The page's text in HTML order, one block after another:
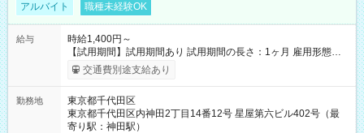
アルバイト 職種未経験OK
給与
時給1,400円～
【試用期間】試用期間あり 試用期間の長さ：1ヶ月 雇用形態、
給与は本採用時と同じです。
交通費別途支給あり
勤務地
東京都千代田区
東京都千代田区内神田2丁目14番12号 星屋第六ビル402号（最
寄り駅：神田駅）